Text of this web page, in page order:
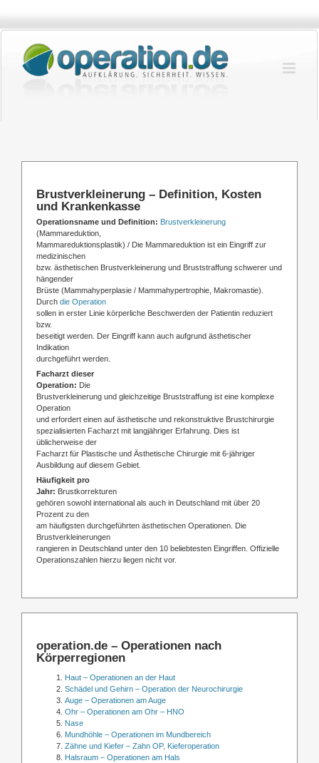
springen
Brustverkleinerung – Definition, Kosten
und Krankenkasse
Operationsname und Definition: Brustverkleinerung
(Mammareduktion,
Mammareduktionsplastik) / Die Mammareduktion ist ein Eingriff zur
medizinischen
bzw. ästhetischen Brustverkleinerung und Bruststraffung schwerer und
hängender
Brüste (Mammahyperplasie / Mammahypertrophie, Makromastie).
Durch die Operation
sollen in erster Linie körperliche Beschwerden der Patientin reduziert
bzw.
beseitigt werden. Der Eingriff kann auch aufgrund ästhetischer
Indikation
durchgeführt werden.
Facharzt dieser
Operation: Die
Brustverkleinerung und gleichzeitige Bruststraffung ist eine komplexe
Operation
und erfordert einen auf ästhetische und rekonstruktive Brustchirurgie
spezialisierten Facharzt mit langjähriger Erfahrung. Dies ist
üblicherweise der
Facharzt für Plastische und Ästhetische Chirurgie mit 6-jähriger
Ausbildung auf diesem Gebiet.
Häufigkeit pro
Jahr: Brustkorrekturen
gehören sowohl international als auch in Deutschland mit über 20
Prozent zu den
am häufigsten durchgeführten ästhetischen Operationen. Die
Brustverkleinerungen
rangieren in Deutschland unter den 10 beliebtesten Eingriffen. Offizielle
Operationszahlen hierzu liegen nicht vor.
operation.de – Operationen nach
Körperregionen
Haut – Operationen an der Haut
Schädel und Gehirn – Operation der Neurochirurgie
Auge – Operationen am Auge
Ohr – Operationen am Ohr – HNO
Nase
Mundhöhle – Operationen im Mundbereich
Zähne und Kiefer – Zahn OP, Kieferoperation
Halsraum – Operationen am Hals